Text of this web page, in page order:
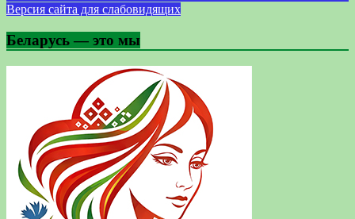
Версия сайта для слабовидящих
Беларусь — это мы